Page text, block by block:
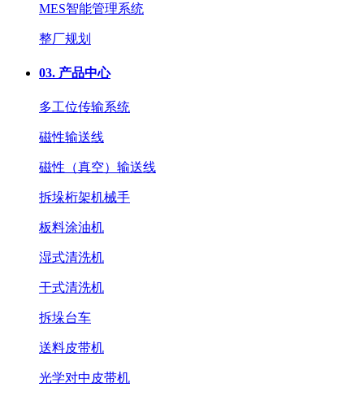
MES智能管理系统
整厂规划
03. 产品中心
多工位传输系统
磁性输送线
磁性（真空）输送线
拆垛桁架机械手
板料涂油机
湿式清洗机
干式清洗机
拆垛台车
送料皮带机
光学对中皮带机